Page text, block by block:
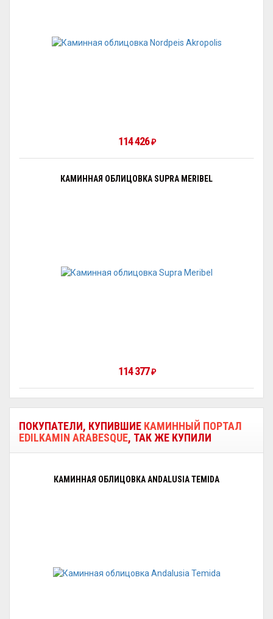
114 426 ₽
КАМИННАЯ ОБЛИЦОВКА SUPRA MERIBEL
114 377 ₽
ПОКУПАТЕЛИ, КУПИВШИЕ КАМИННЫЙ ПОРТАЛ
EDILKAMIN ARABESQUE, ТАК ЖЕ КУПИЛИ
КАМИННАЯ ОБЛИЦОВКА ANDALUSIA TEMIDA